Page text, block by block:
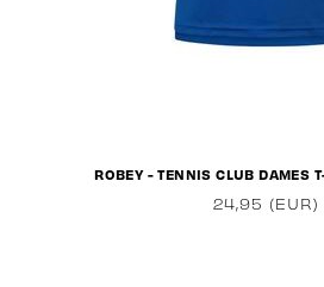
ROBEY - TENNIS CLUB DAMES
24,95 (EUR)